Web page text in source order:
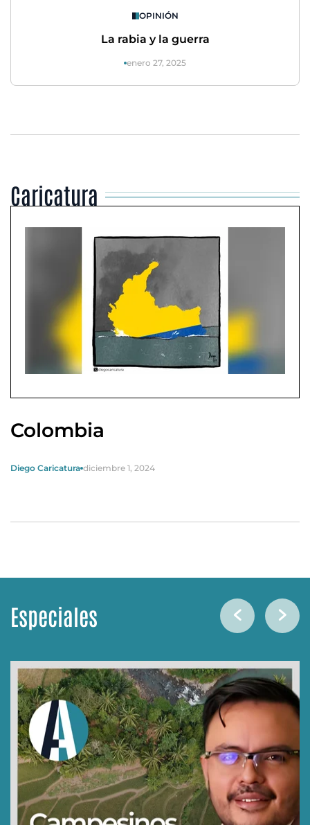
OPINIÓN
La rabia y la guerra
enero 27, 2025
Caricatura
Colombia
Diego Caricatura diciembre 1, 2024
Especiales